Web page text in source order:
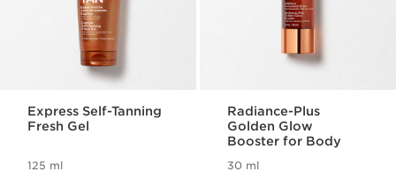
Express Self-Tanning
Fresh Gel
125 ml
Radiance-Plus
Golden Glow
Booster for Body
30 ml